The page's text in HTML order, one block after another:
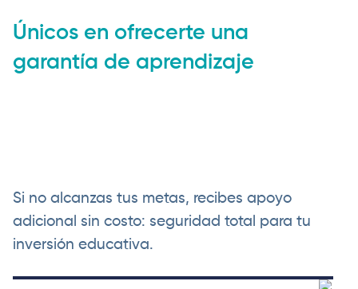
Únicos en ofrecerte una
garantía de aprendizaje
Si no alcanzas tus metas, recibes apoyo
adicional sin costo: seguridad total para tu
inversión educativa.